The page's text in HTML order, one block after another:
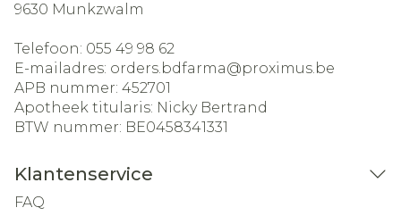
9630 Munkzwalm
Telefoon: 055 49 98 62
E-mailadres: orders.bdfarma@proximus.be
APB nummer: 452701
Apotheek titularis: Nicky Bertrand
BTW nummer: BE0458341331
Klantenservice
FAQ